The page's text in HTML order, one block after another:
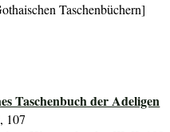
Taschenbüchern]
Taschenbuch der Adeligen
107